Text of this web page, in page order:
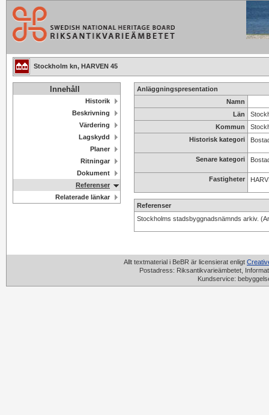
Stockholm kn, HARVEN 45
Innehåll
Historik
Beskrivning
Värdering
Lagskydd
Planer
Ritningar
Dokument
Referenser
Relaterade länkar
Anläggningspresentation
Namn
Län
Kommun
Historisk kategori
Senare kategori
Fastigheter
Referenser
Stockholms stadsbyggnadsnämnds arkiv.
Allt textmaterial i BeBR är licensierat enligt
Postadress: Riksantikvarieämbetet,
Kundservice: